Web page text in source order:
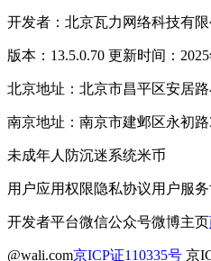
开发者：北京瓦力网络科技有限
版本：13.5.0.70 更新时间：2025
北京地址：北京市昌平区安居
南京地址：南京市建邺区永初
未成年人防沉迷系统米币
用户应用权限隐私协议用户服
开发者平台微信公众号微博主页
@wali.com京ICP证110335号 京